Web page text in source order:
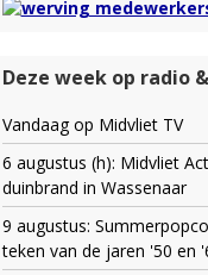
Deze week op radio
Vandaag op Midvliet TV
6 augustus (h): Midvliet
duinbrand in Wassenaar
9 augustus:
teken van de jaren '50 en